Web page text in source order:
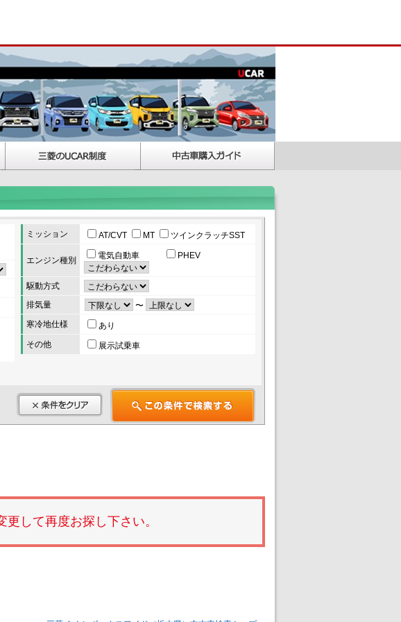
ミッション AT/CVT MT ツインクラッチSST
エンジン種別 電気自動車 PHEV
駆動方式
排気量
〜
寒冷地仕様
あり
その他
展示試乗車
して再度お探し下さい。